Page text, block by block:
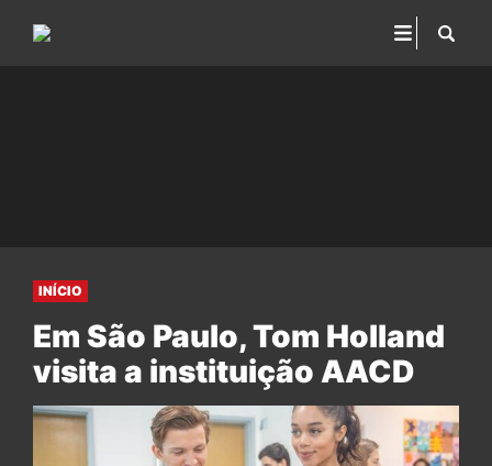
INÍCIO
Em São Paulo, Tom Holland
visita a instituição AACD